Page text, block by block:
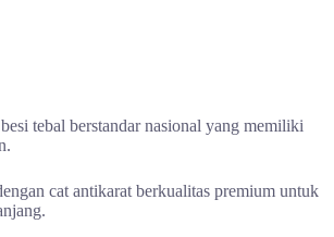
tebal berstandar nasional yang memiliki
cat antikarat berkualitas premium untuk